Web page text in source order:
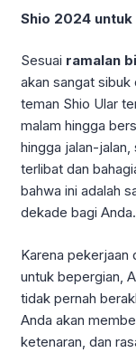
Shio 2024 untuk
Sesuai ramalan
akan sangat sibuk
teman Shio Ular
malam hingga
hingga jalan-
terlibat dan
bahwa ini adalah
dekade bagi Anda.
Karena pekerjaan
untuk bepergian,
tidak pernah
Anda akan
ketenaran, dan